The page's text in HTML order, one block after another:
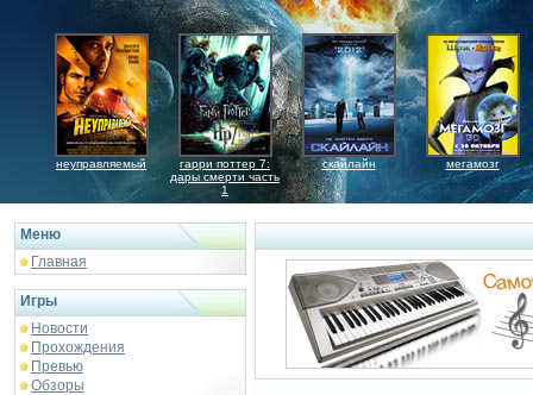
неуправляемый
гарри поттер 7:
дары смерти часть
1
скайлайн мегамозг
Меню
Главная
Игры
Новости
Прохождения
Превью
Обзоры